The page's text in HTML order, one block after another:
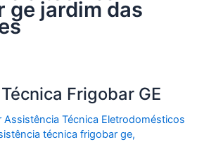
ge jardim das
Frigobar GE
Assistência Técnica Eletrodomésticos
técnica frigobar ge,